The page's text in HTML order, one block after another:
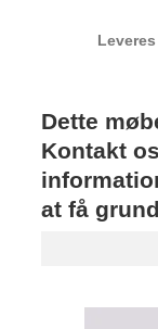
Dette
Kontakt
at få